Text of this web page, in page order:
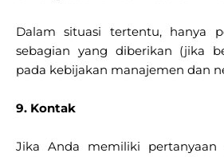
Dalam situasi tertentu, hanya
sebagian yang diberikan (jika
pada kebijakan manajemen dan
9. Kontak
Jika Anda memiliki pertanyaan